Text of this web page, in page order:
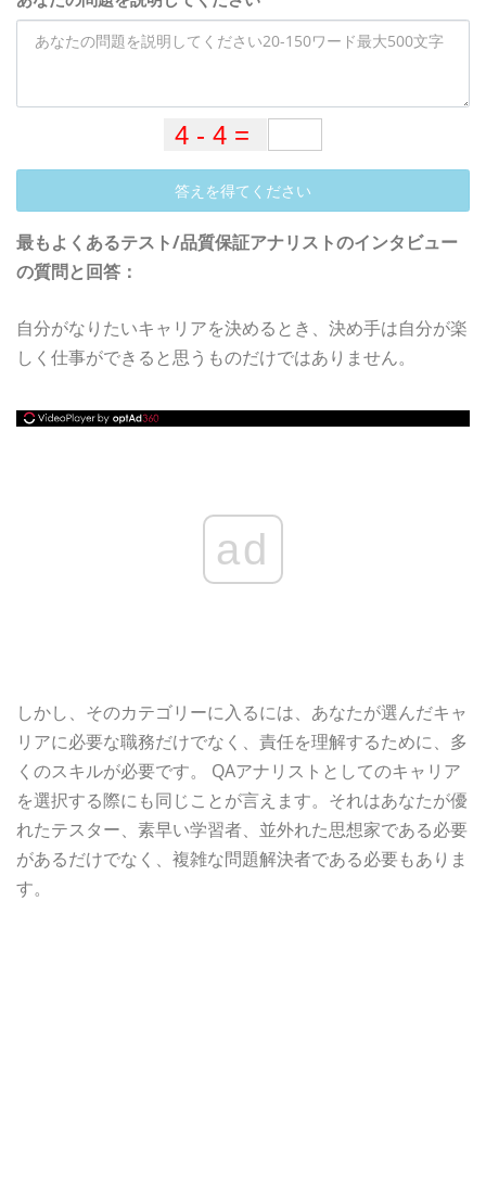
答えを得てください
最もよくあるテスト/品質保証アナリストのインタビュー
の質問と回答：
自分がなりたいキャリアを決めるとき、決め手は自分が楽
しく仕事ができると思うものだけではありません。
ad
しかし、そのカテゴリーに入るには、あなたが選んだキャ
リアに必要な職務だけでなく、責任を理解するために、多
くのスキルが必要です。 QAアナリストとしてのキャリア
を選択する際にも同じことが言えます。それはあなたが優
れたテスター、素早い学習者、並外れた思想家である必要
があるだけでなく、複雑な問題解決者である必要もありま
す。